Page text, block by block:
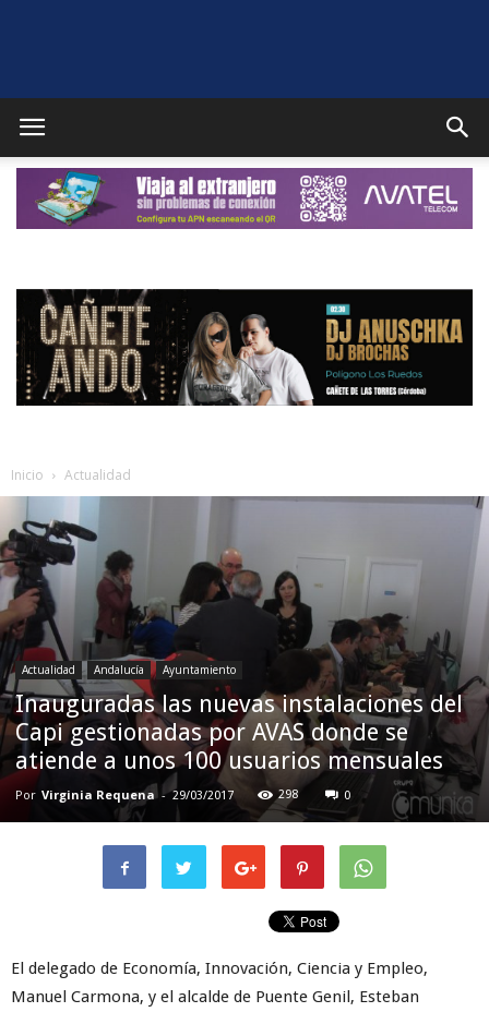
Puente
Genil
Noticias
Inicio Actualidad
Actualidad Andalucía Ayuntamiento
Inauguradas las nuevas instalaciones del
Capi gestionadas por AVAS donde se
atiende a unos 100 usuarios mensuales
Por Virginia Requena - 29/03/2017 298 0
El delegado de Economía, Innovación, Ciencia y Empleo,
Manuel Carmona, y el alcalde de Puente Genil, Esteban